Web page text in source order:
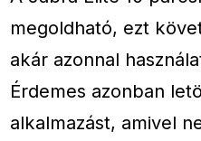
megoldható, ezt
akár azonnal
Érdemes azonban
alkalmazást, amivel